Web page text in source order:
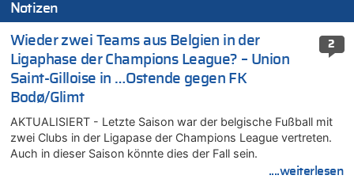
Notizen
2
Wieder zwei Teams aus Belgien in der
Ligaphase der Champions League? – Union
Saint-Gilloise in …Ostende gegen FK
Bodø/Glimt
AKTUALISIERT - Letzte Saison war der belgische Fußball mit
zwei Clubs in der Ligapase der Champions League vertreten.
Auch in dieser Saison könnte dies der Fall sein.
....weiterlesen